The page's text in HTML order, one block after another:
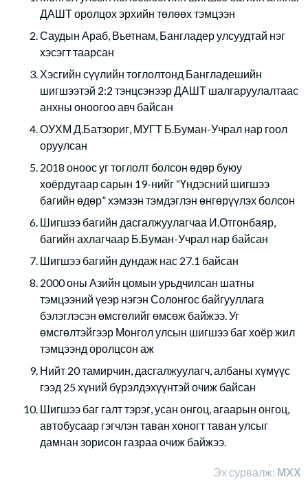
ДАШТ оролцох эрхийн төлөөх тэмцээн
Саудын Араб, Вьетнам, Бангладер улсуудтай нэг
хэсэгт таарсан
Хэсгийн сүүлийн тоглолтонд Бангладешийн
шигшээтэй 2:2 тэнцсэнээр ДАШТ шалгаруулалтаас
анхны оноогоо авч байсан
ОУХМ Д.Батзориг, МУГТ Б.Буман-Учрал нар гоол
оруулсан
2018 оноос уг тоглолт болсон өдөр буюу
хоёрдугаар сарын 19-нийг “Үндэсний шигшээ
багийн өдөр” хэмээн тэмдэглэн өнгөрүүлэх болсон
Шигшээ багийн дасгалжуулагчаа И.Отгонбаяр,
багийн ахлагчаар Б.Буман-Учрал нар байсан
Шигшээ багийн дундаж нас 27.1 байсан
2000 оны Азийн цомын урьдчилсан шатны
тэмцээний үеэр нэгэн Солонгос байгууллага
бэлэглэсэн өмсгөлийг өмсөж байжээ. Уг
өмсгөлтэйгээр Монгол улсын шигшээ баг хоёр жил
тэмцээнд оролцсон аж
Нийт 20 тамирчин, дасгалжуулагч, албаны хүмүүс
гээд 25 хүний бүрэлдэхүүнтэй очиж байсан
Шигшээ баг галт тэрэг, усан онгоц, агаарын онгоц,
автобусаар гэгчлэн таван хоногт таван улсыг
дамнан зорисон газраа очиж байжээ.
Эх сурвалж: МХХ